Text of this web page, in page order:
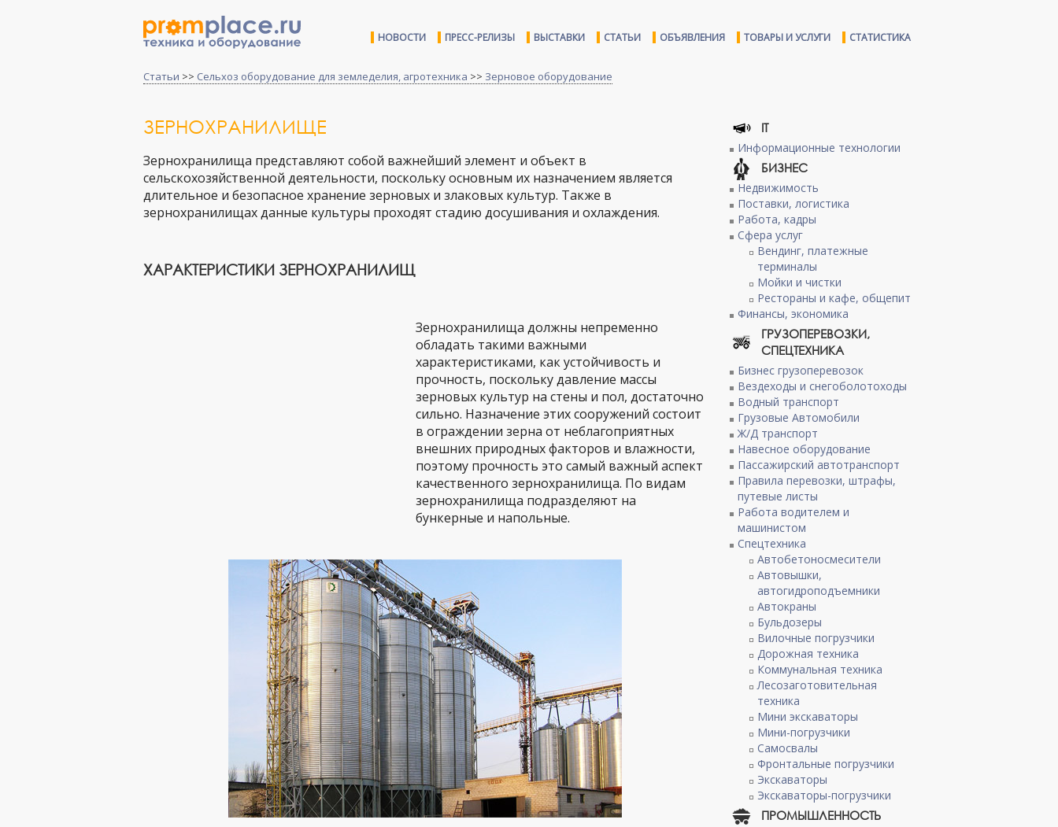
НОВОСТИ ПРЕСС-РЕЛИЗЫ ВЫСТАВКИ СТАТЬИ ОБЪЯВЛЕНИЯ ТОВАРЫ И УСЛУГИ СТАТИСТИКА
Статьи >> Сельхоз оборудование для земледелия, агротехника >> Зерновое оборудование
ЗЕРНОХРАНИЛИЩЕ
Зернохранилища представляют собой важнейший элемент и объект в
сельскохозяйственной деятельности, поскольку основным их назначением является
длительное и безопасное хранение зерновых и злаковых культур. Также в
зернохранилищах данные культуры проходят стадию досушивания и охлаждения.
ХАРАКТЕРИСТИКИ ЗЕРНОХРАНИЛИЩ
Зернохранилища должны непременно
обладать такими важными
характеристиками, как устойчивость и
прочность, поскольку давление массы
зерновых культур на стены и пол, достаточно
сильно. Назначение этих сооружений состоит
в ограждении зерна от неблагоприятных
внешних природных факторов и влажности,
поэтому прочность это самый важный аспект
качественного зернохранилища. По видам
зернохранилища подразделяют на
бункерные и напольные.
IT
Информационные технологии
БИЗНЕС
Недвижимость
Поставки, логистика
Работа, кадры
Сфера услуг
Вендинг, платежные
терминалы
Мойки и чистки
Рестораны и кафе, общепит
Финансы, экономика
ГРУЗОПЕРЕВОЗКИ,
СПЕЦТЕХНИКА
Бизнес грузоперевозок
Вездеходы и снегоболотоходы
Водный транспорт
Грузовые Автомобили
Ж/Д транспорт
Навесное оборудование
Пассажирский автотранспорт
Правила перевозки, штрафы,
путевые листы
Работа водителем и
машинистом
Спецтехника
Автобетоносмесители
Автовышки,
автогидроподъемники
Автокраны
Бульдозеры
Вилочные погрузчики
Дорожная техника
Коммунальная техника
Лесозаготовительная
техника
Мини экскаваторы
Мини-погрузчики
Самосвалы
Фронтальные погрузчики
Экскаваторы
Экскаваторы-погрузчики
ПРОМЫШЛЕННОСТЬ